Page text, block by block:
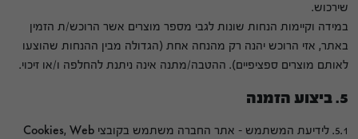
שירכוש.
במידה וקיימות הנחות שונות לגבי מספר מוצרים אשר הרוכש/ת הזמין
באתר, אזי הרוכש יהנה רק מהנחה אחת (הגדולה מבין ההנחות שהוצעו
לאותם מוצרים ספציפיים). ההטבה/מתנה אינה ניתנת להחלפה ו/או זיכוי.
5. ביצוע הזמנה
5.1. לידיעת המשתמש – אתר החברה משתמש בקובצי Cookies, Web